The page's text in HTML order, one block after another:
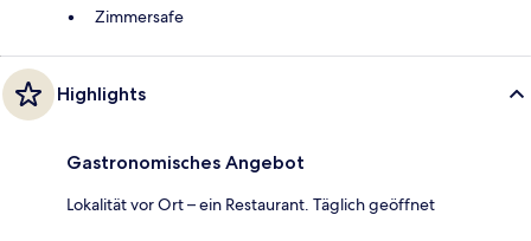
Zimmersafe
Highlights
Gastronomisches Angebot
Lokalität vor Ort – ein Restaurant. Täglich geöffnet